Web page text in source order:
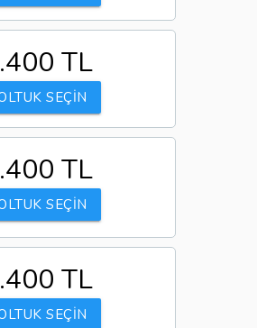
TL
SEÇİN
TL
SEÇİN
TL
SEÇİN